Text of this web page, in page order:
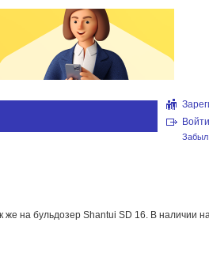
Забыл
на бульдозер Shantui SD 16. В наличии